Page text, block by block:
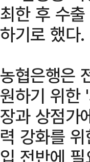
최한 후 수
하기로 했다.
농협은행은
원하기 위한
장과 상점가
력 강화를
입 전반에